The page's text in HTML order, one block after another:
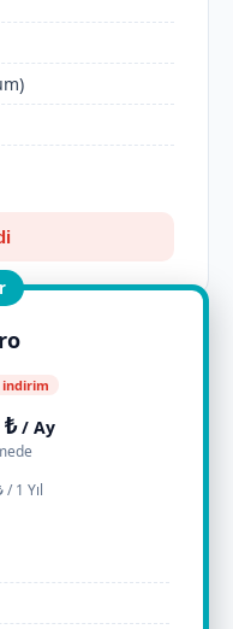
indirim
₺/ Ay
/1 Yıl